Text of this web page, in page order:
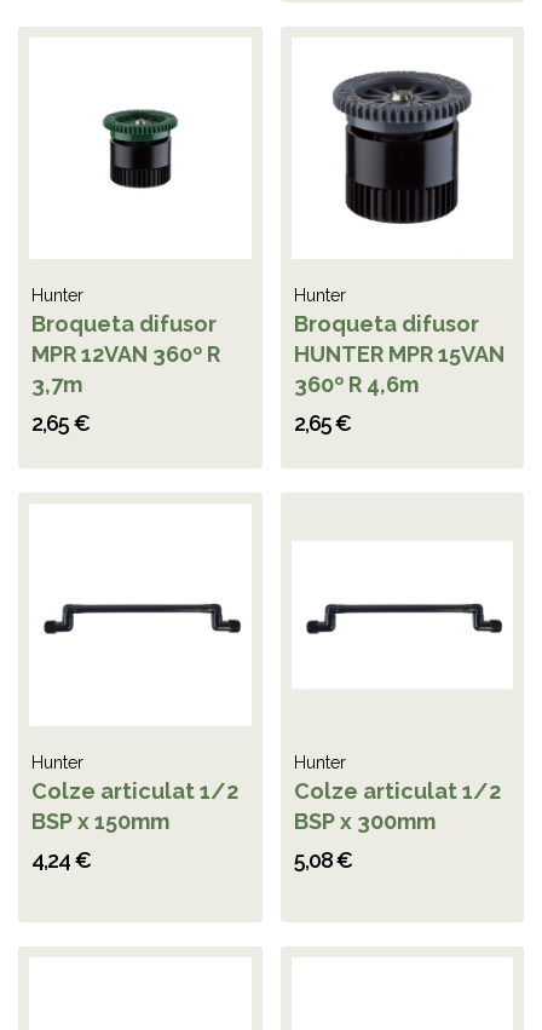
Hunter
Broqueta difusor
MPR 12VAN 360º R
3,7m
2,65 €
Hunter
Broqueta difusor
HUNTER MPR 15VAN
360º R 4,6m
2,65 €
Hunter
Colze articulat 1/2
BSP x 150mm
4,24 €
Hunter
Colze articulat 1/2
BSP x 300mm
5,08 €